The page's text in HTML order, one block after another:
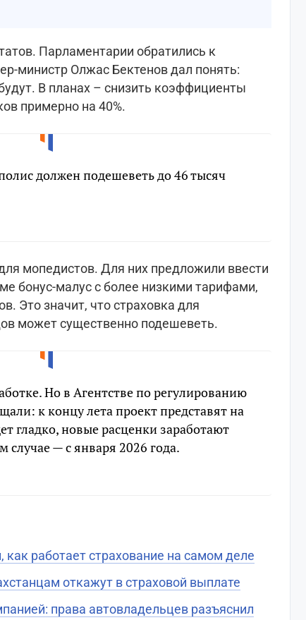
Парламентарии обратились к
министр Олжас Бектенов дал понять:
В планах – снизить коэффициенты
примерно на 40%.
должен подешеветь до 46 тысяч
мопедистов. Для них предложили ввести
бонус-малус с более низкими тарифами,
Это значит, что страховка для
может существенно подешеветь.
Но в Агентстве по регулированию
к концу лета проект представят на
гладко, новые расценки заработают
случае — с января 2026 года.
как работает страхование на самом деле
откажут в страховой выплате
права автовладельцев разъяснил